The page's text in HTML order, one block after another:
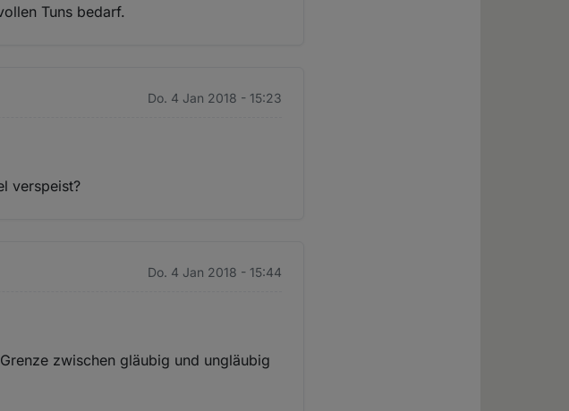
Tuns bedarf.
Do. 4 Jan 2018 - 15:23
verspeist?
Do. 4 Jan 2018 - 15:44
zwischen gläubig und ungläubig